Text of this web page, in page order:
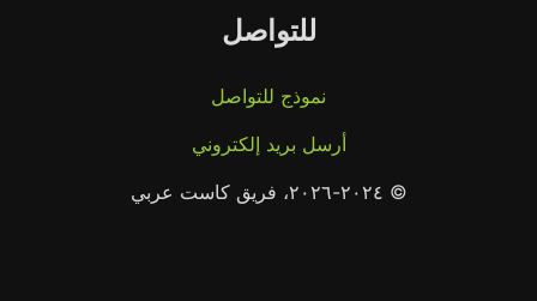
للتواصل
نموذج للتواصل
أرسل بريد إلكتروني
© ٢٠٢٤-٢٠٢٦، فريق كاست عربي